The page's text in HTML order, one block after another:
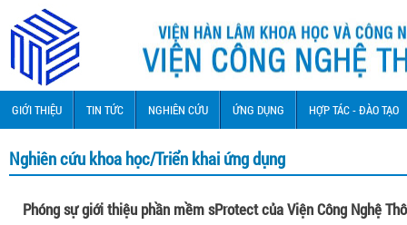
GIỚI THIỆU TIN TỨC NGHIÊN CỨU ỨNG DỤNG HỢP TÁC - ĐÀO TẠO
Nghiên cứu khoa học/Triển khai ứng dụng
Phóng sự giới thiệu phần mềm sProtect của Viện Công Nghệ